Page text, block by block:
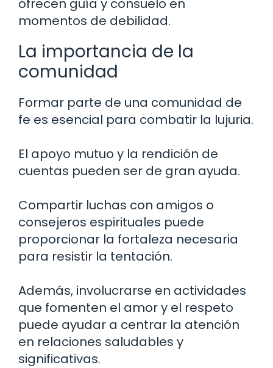
ofrecen guía y consuelo en
momentos de debilidad.
La importancia de la
comunidad
Formar parte de una comunidad de
fe es esencial para combatir la lujuria.
El apoyo mutuo y la rendición de
cuentas pueden ser de gran ayuda.
Compartir luchas con amigos o
consejeros espirituales puede
proporcionar la fortaleza necesaria
para resistir la tentación.
Además, involucrarse en actividades
que fomenten el amor y el respeto
puede ayudar a centrar la atención
en relaciones saludables y
significativas.